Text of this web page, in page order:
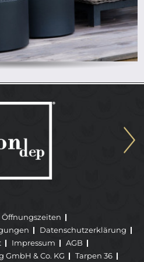
Öffnungszeiten
Datenschutzerklärung
Impressum
AGB
& Co. KG
Tarpen 36